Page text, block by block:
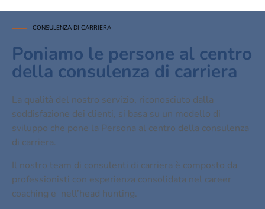
CONSULENZA DI CARRIERA
Poniamo le persone al centro
della consulenza di carriera
La qualità del nostro servizio, riconosciuto dalla
soddisfazione dei clienti, si basa su un modello di
sviluppo che pone la Persona al centro della consulenza
di carriera.
Il nostro team di consulenti di carriera è composto da
professionisti con esperienza consolidata nel career
coaching e nell’head hunting.